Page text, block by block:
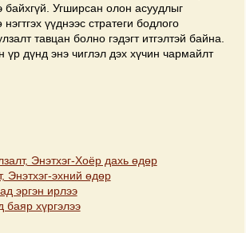
байхгүй. Угширсан олон асуудлыг
үүднээс стратеги бодлого
тавцан болно гэдэгт итгэлтэй байна.
үр дүнд энэ чиглэл дэх хүчин чармайлт
Энэтхэг-Хоёр дахь өдөр
эхний өдөр
эргэн ирлээ
хүргэлээ